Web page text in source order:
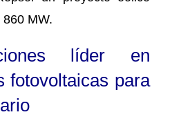
MW.
líder en
fotovoltaicas para